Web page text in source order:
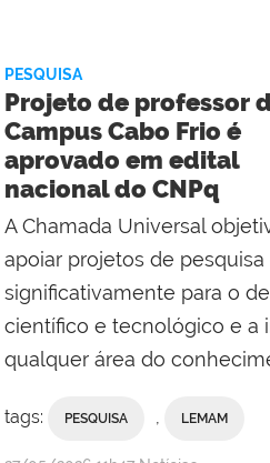
IFF
Campus
Cabo
Frio
PESQUISA
Projeto de professor
Campus Cabo Frio é
aprovado em edital
nacional do CNPq
A Chamada Universal
apoiar projetos de
significativamente para o
científico e tecnológico e a
qualquer área do
tags: PESQUISA , LEMAM